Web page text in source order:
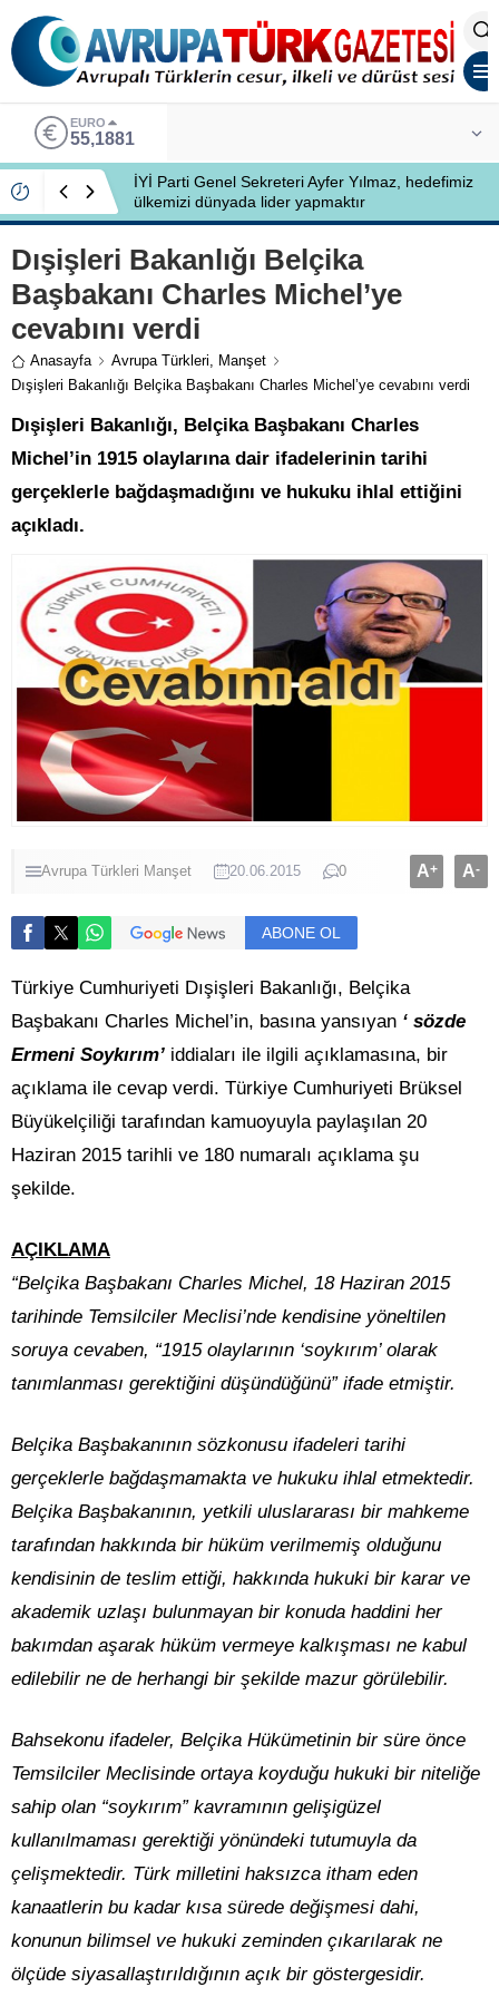
EURO
55,1881
İYİ Parti Genel Sekreteri Ayfer Yılmaz, hedefimiz
ülkemizi dünyada lider yapmaktır
Dışişleri Bakanlığı Belçika
Başbakanı Charles Michel’ye
cevabını verdi
Anasayfa Avrupa Türkleri, Manşet
Dışişleri Bakanlığı Belçika Başbakanı Charles Michel’ye cevabını verdi
Dışişleri Bakanlığı, Belçika Başbakanı Charles
Michel’in 1915 olaylarına dair ifadelerinin tarihi
gerçeklerle bağdaşmadığını ve hukuku ihlal ettiğini
açıkladı.
Avrupa Türkleri Manşet 20.06.2015 0 A+ A-
ABONE OL
Türkiye Cumhuriyeti Dışişleri Bakanlığı, Belçika
Başbakanı Charles Michel’in, basına yansıyan ‘ sözde
Ermeni Soykırım’ iddiaları ile ilgili açıklamasına, bir
açıklama ile cevap verdi. Türkiye Cumhuriyeti Brüksel
Büyükelçiliği tarafından kamuoyuyla paylaşılan 20
Haziran 2015 tarihli ve 180 numaralı açıklama şu
şekilde.
AÇIKLAMA
“Belçika Başbakanı Charles Michel, 18 Haziran 2015
tarihinde Temsilciler Meclisi’nde kendisine yöneltilen
soruya cevaben, “1915 olaylarının ‘soykırım’ olarak
tanımlanması gerektiğini düşündüğünü” ifade etmiştir.
Belçika Başbakanının sözkonusu ifadeleri tarihi
gerçeklerle bağdaşmamakta ve hukuku ihlal etmektedir.
Belçika Başbakanının, yetkili uluslararası bir mahkeme
tarafından hakkında bir hüküm verilmemiş olduğunu
kendisinin de teslim ettiği, hakkında hukuki bir karar ve
akademik uzlaşı bulunmayan bir konuda haddini her
bakımdan aşarak hüküm vermeye kalkışması ne kabul
edilebilir ne de herhangi bir şekilde mazur görülebilir.
Bahsekonu ifadeler, Belçika Hükümetinin bir süre önce
Temsilciler Meclisinde ortaya koyduğu hukuki bir niteliğe
sahip olan “soykırım” kavramının gelişigüzel
kullanılmaması gerektiği yönündeki tutumuyla da
çelişmektedir. Türk milletini haksızca itham eden
kanaatlerin bu kadar kısa sürede değişmesi dahi,
konunun bilimsel ve hukuki zeminden çıkarılarak ne
ölçüde siyasallaştırıldığının açık bir göstergesidir.